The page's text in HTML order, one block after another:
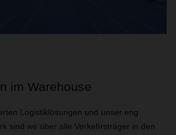
im Warehouse
Logistiklösungen und unser eng
sind wir über alle Verkehrsträger in den